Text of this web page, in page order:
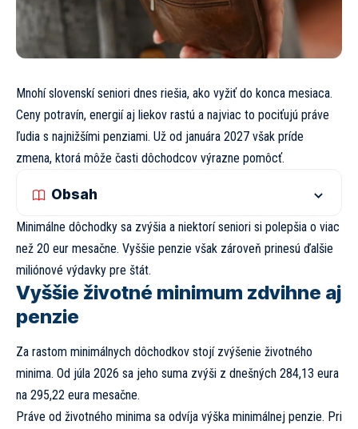
Mnohí slovenskí seniori dnes riešia, ako vyžiť do konca mesiaca.
Ceny potravín, energií aj liekov rastú a najviac to pociťujú práve
ľudia s najnižšími penziami. Už od januára 2027 však príde
zmena, ktorá môže časti dôchodcov výrazne pomôcť.
Obsah
Minimálne dôchodky sa zvýšia a niektorí seniori si polepšia o viac
než 20 eur mesačne. Vyššie penzie však zároveň prinesú ďalšie
miliónové výdavky pre štát.
Vyššie životné minimum zdvihne aj
penzie
Za rastom minimálnych dôchodkov stojí zvýšenie životného
minima. Od júla 2026 sa jeho suma zvýši z dnešných 284,13 eura
na 295,22 eura mesačne.
Práve od životného minima sa odvíja výška minimálnej penzie. Pri